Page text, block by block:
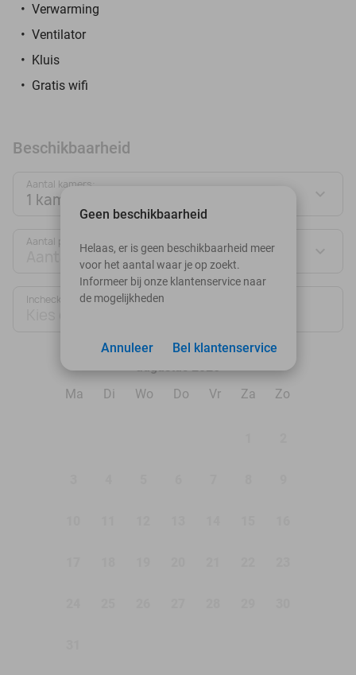
Verwarming
Ventilator
Kluis
Gratis wifi
Beschikbaarheid
Aantal kamers:
1 kamer
Aantal personen:
Aantal personen
Inchecken
Ma
Di Wo Do Vr Za Zo
Geen beschikbaarheid
Helaas, er is geen beschikbaarheid meer
voor het aantal waar je op zoekt.
Informeer bij onze klantenservice naar
de mogelijkheden
Bel klantenservice
Annuleer